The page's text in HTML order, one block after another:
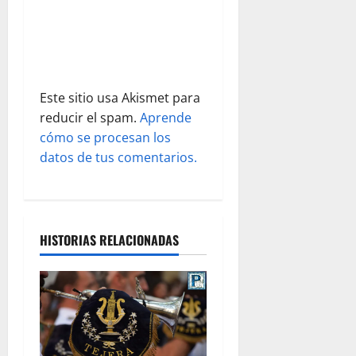
d
a
s
Este sitio usa Akismet para
reducir el spam. Aprende
cómo se procesan los
datos de tus comentarios.
HISTORIAS RELACIONADAS